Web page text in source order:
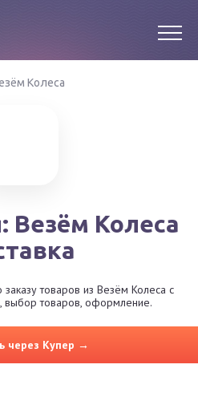
Колеса
Везём Колеса
товаров из Везём Колеса с
выбор товаров, оформление.
через Купер →